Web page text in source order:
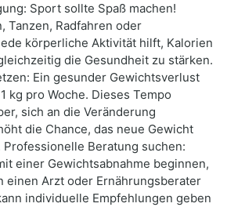
Sport sollte Spaß machen!
Tanzen, Radfahren oder
körperliche Aktivität hilft, Kalorien
die Gesundheit zu stärken.
Ein gesunder Gewichtsverlust
kg pro Woche. Dieses Tempo
sich an die Veränderung
die Chance, das neue Gewicht
Beratung suchen:
einer Gewichtsabnahme beginnen,
einen Arzt oder Ernährungsberater
individuelle Empfehlungen geben